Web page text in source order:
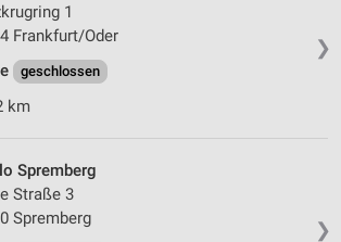
❯
1
Frankfurt/Oder
geschlossen
km
❯
Spremberg
Straße 3
Spremberg